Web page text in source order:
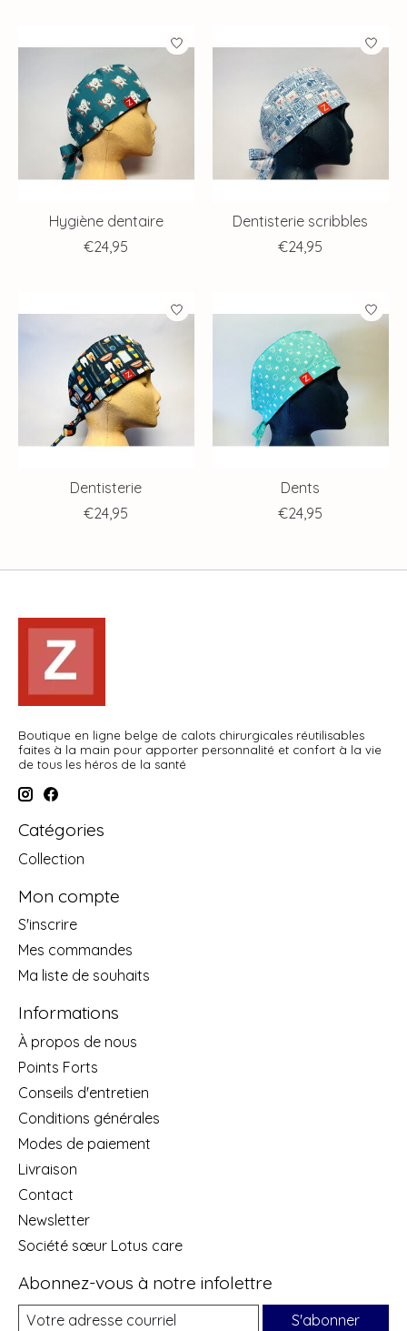
Hygiène dentaire
€24,95
Dentisterie scribbles
€24,95
Dentisterie
€24,95
Dents
€24,95
Boutique en ligne belge de calots chirurgicales réutilisables
faites à la main pour apporter personnalité et confort à la vie
de tous les héros de la santé
Catégories
Collection
Mon compte
S'inscrire
Mes commandes
Ma liste de souhaits
Informations
À propos de nous
Points Forts
Conseils d'entretien
Conditions générales
Modes de paiement
Livraison
Contact
Newsletter
Société sœur Lotus care
Abonnez-vous à notre infolettre
S'abonner